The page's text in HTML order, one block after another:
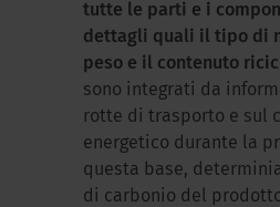
tutte le parti e i
dettagli quali il tipo di
peso e il contenuto
sono integrati da
rotte di trasporto e sul
energetico durante la
questa base,
di carbonio del